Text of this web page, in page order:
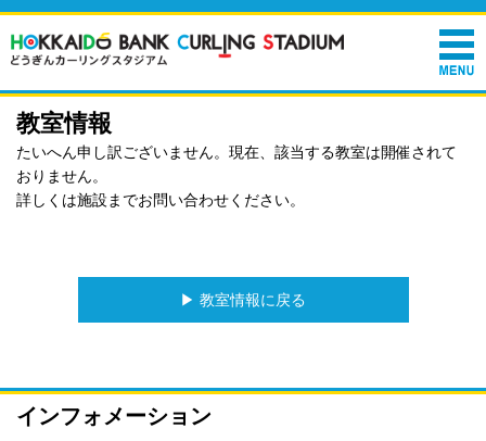
教室情報
たいへん申し訳ございません。現在、該当する教室は開催されて
おりません。
詳しくは施設までお問い合わせください。
▶︎ 教室情報に戻る
インフォメーション